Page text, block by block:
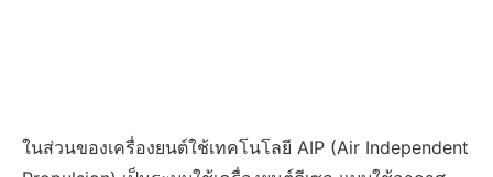
ในส่วนของเครื่องยนต์ใช้เทคโนโลยี AIP (Air Independent